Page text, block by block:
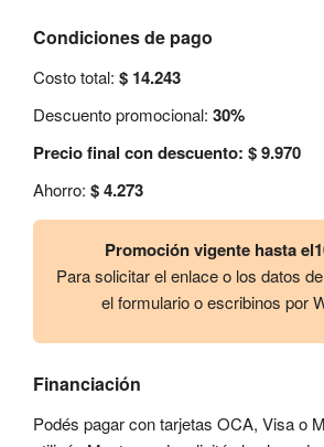
Condiciones de pago
Costo total: $ 14.243
Descuento promocional: 30%
Precio final con descuento: $ 9.970
Ahorro: $ 4.273
Promoción vigente hasta
Para solicitar el enlace o los datos
el formulario o escribinos por
Financiación
Podés pagar con tarjetas OCA, Visa o